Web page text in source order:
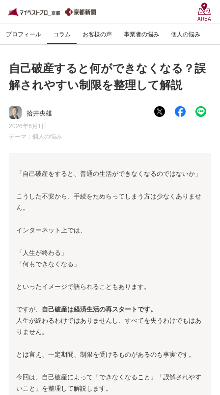
AREA
プロフィール コラム お客様の声 事業者の悩み 個人の悩み
自己破産すると何ができなくなる？誤
解されやすい制限を整理して解説
拾井央雄
2026年6月1日
テーマ： 個人の悩み
「自己破産をすると、普通の生活ができなくなるのではないか」
こうした不安から、手続をためらってしまう方は少なくありませ
ん。
インターネット上では、
「人生が終わる」
「何もできなくなる」
といったイメージで語られることもあります。
ですが、 自己破産は経済生活の再スタートです。
人生が終わるわけではありませんし、すべてを失うわけでもはあ
りません。
とは言え、一定期間、制限を受けるものがあるのも事実です。
今回は、自己破産によって「できなくなること」「誤解されやす
いこと」を整理して解説します。